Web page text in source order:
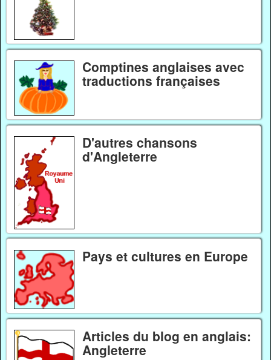
Comptines anglaises avec
traductions françaises
D'autres chansons
d'Angleterre
Pays et cultures en Europe
Articles du blog en anglais:
Angleterre